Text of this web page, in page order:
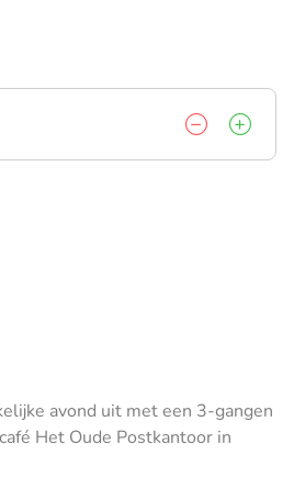
avond uit met een 3-gangen
Het Oude Postkantoor in